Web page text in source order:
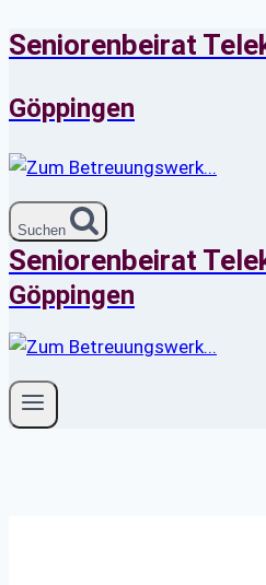
Zum
springen
Seniorenbeirat
Göppingen
Suchen
Seniorenbeirat
Göppingen